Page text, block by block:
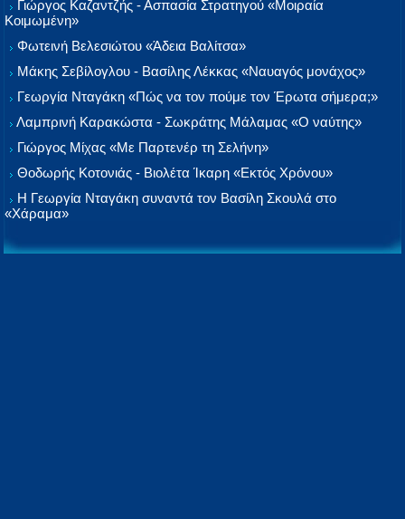
Γιώργος Καζαντζής - Ασπασία Στρατηγού «Μοιραία
Κοιμωμένη»
Φωτεινή Βελεσιώτου «Άδεια Βαλίτσα»
Μάκης Σεβίλογλου - Βασίλης Λέκκας «Ναυαγός μονάχος»
Γεωργία Νταγάκη «Πώς να τον πούμε τον Έρωτα σήμερα;»
Λαμπρινή Καρακώστα - Σωκράτης Μάλαμας «Ο ναύτης»
Γιώργος Μίχας «Με Παρτενέρ τη Σελήνη»
Θοδωρής Κοτονιάς - Βιολέτα Ίκαρη «Εκτός Χρόνου»
Η Γεωργία Νταγάκη συναντά τον Βασίλη Σκουλά στο
«Χάραμα»